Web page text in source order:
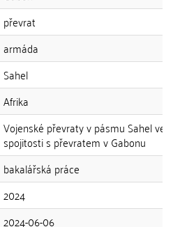
převrat
armáda
Sahel
Afrika
Vojenské převraty v pásmu Sahel ve
spojitosti s převratem v Gabonu
bakalářská práce
2024
2024-06-06